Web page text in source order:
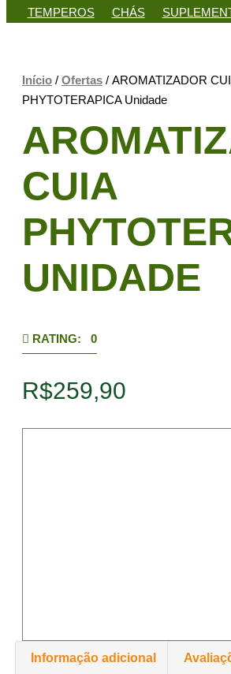
TEMPEROS
CHÁS
Início / Ofertas / AROMATIZADOR
PHYTOTERAPICA Unidade
CUIA
UNIDADE
RATING: 0
R$259,90
Informação adicional